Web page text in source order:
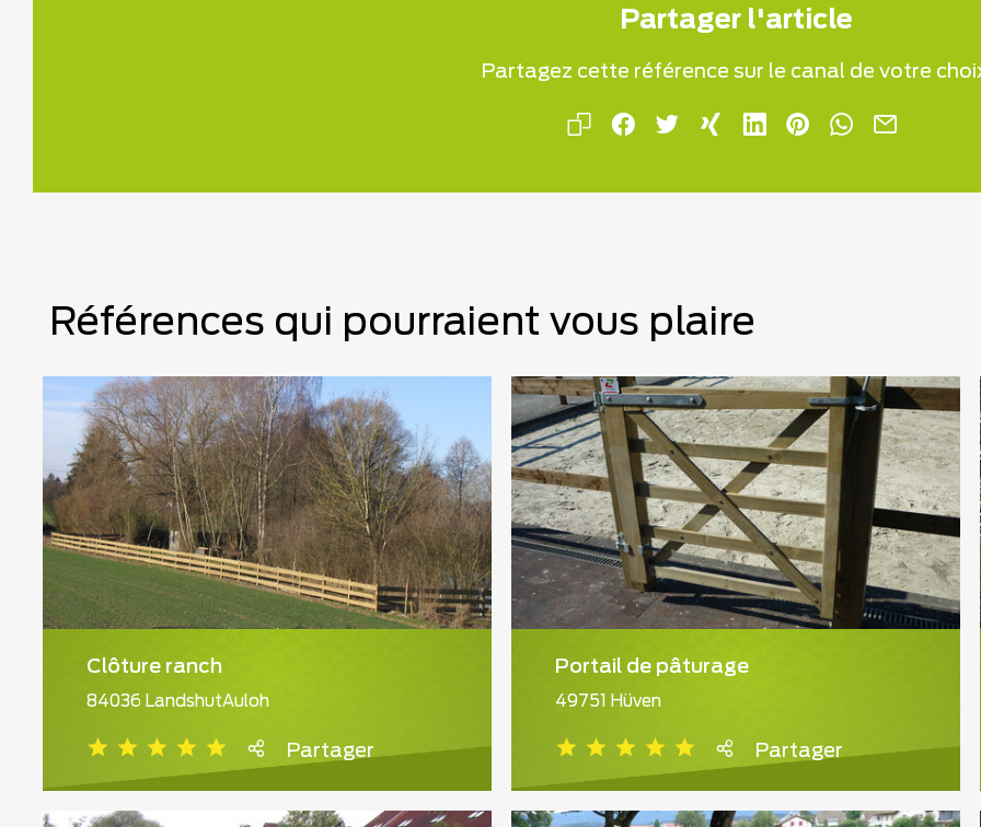
Partager l'article
Partagez cette référence sur le canal de votre
Références qui pourraient vous plaire
Clôture ranch
84036 LandshutAuloh
Partager
Portail de pâturage
49751 Hüven
Partager